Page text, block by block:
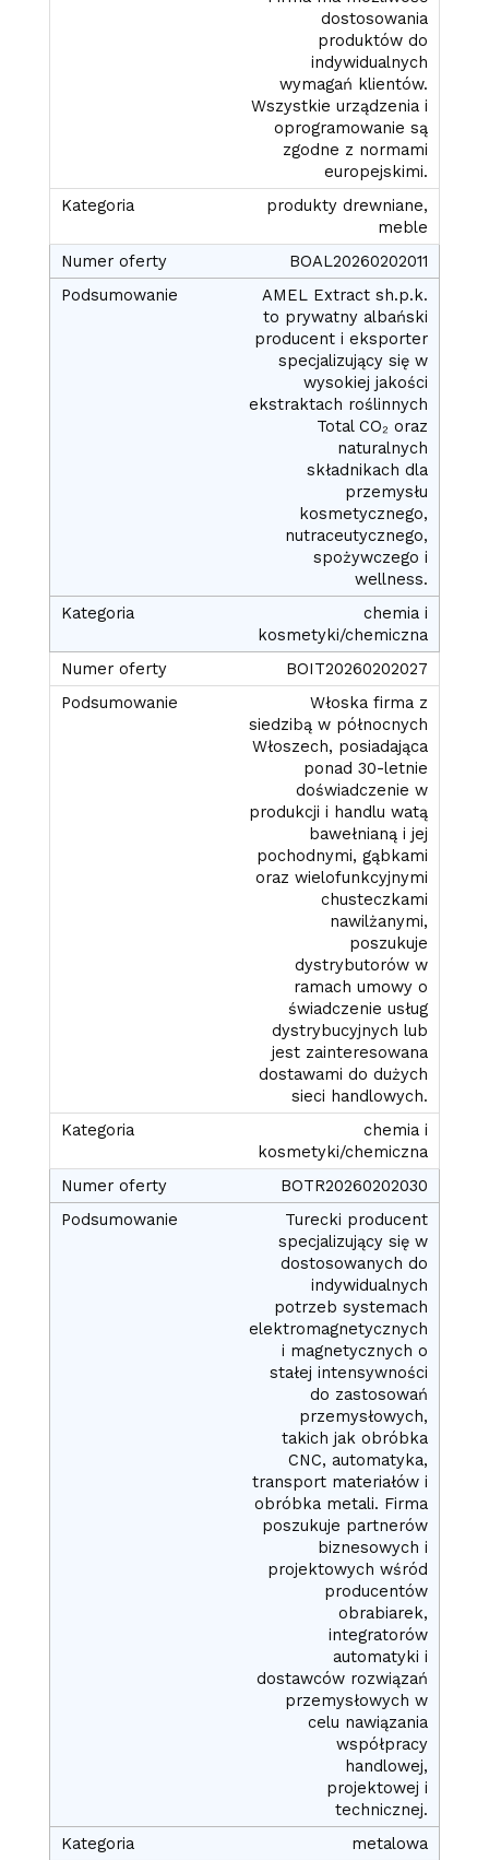
dostosowania
produktów do
indywidualnych
wymagań klientów.
Wszystkie urządzenia i
oprogramowanie są
zgodne z normami
europejskimi.
produkty drewniane,
meble
BOAL20260202011
AMEL Extract sh.p.k.
to prywatny albański
producent i eksporter
specjalizujący się w
wysokiej jakości
ekstraktach roślinnych
Total CO₂ oraz
naturalnych
składnikach dla
przemysłu
kosmetycznego,
nutraceutycznego,
spożywczego i
wellness.
chemia i
kosmetyki/chemiczna
BOIT20260202027
Włoska firma z
siedzibą w północnych
Włoszech, posiadająca
ponad 30-letnie
doświadczenie w
produkcji i handlu watą
bawełnianą i jej
pochodnymi, gąbkami
oraz wielofunkcyjnymi
chusteczkami
nawilżanymi,
poszukuje
dystrybutorów w
ramach umowy o
świadczenie usług
dystrybucyjnych lub
jest zainteresowana
dostawami do dużych
sieci handlowych.
chemia i
kosmetyki/chemiczna
BOTR20260202030
Turecki producent
specjalizujący się w
dostosowanych do
indywidualnych
potrzeb systemach
elektromagnetycznych
i magnetycznych o
stałej intensywności
do zastosowań
przemysłowych,
takich jak obróbka
CNC, automatyka,
transport materiałów i
obróbka metali. Firma
poszukuje partnerów
biznesowych i
projektowych wśród
producentów
obrabiarek,
integratorów
automatyki i
dostawców rozwiązań
przemysłowych w
celu nawiązania
współpracy
handlowej,
projektowej i
technicznej.
metalowa